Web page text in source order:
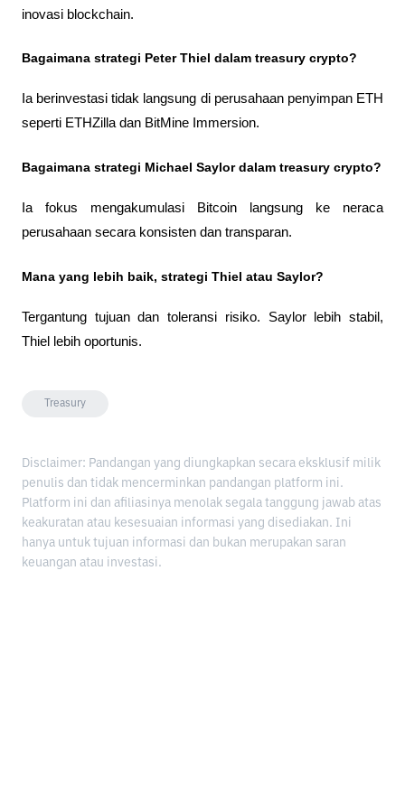
inovasi blockchain.
Bagaimana strategi Peter Thiel dalam treasury crypto?
Ia berinvestasi tidak langsung di perusahaan penyimpan ETH
seperti ETHZilla dan BitMine Immersion.
Bagaimana strategi Michael Saylor dalam treasury crypto?
Ia fokus mengakumulasi Bitcoin langsung ke neraca
perusahaan secara konsisten dan transparan.
Mana yang lebih baik, strategi Thiel atau Saylor?
Tergantung tujuan dan toleransi risiko. Saylor lebih stabil,
Thiel lebih oportunis.
Treasury
Disclaimer: Pandangan yang diungkapkan secara eksklusif milik
penulis dan tidak mencerminkan pandangan platform ini.
Platform ini dan afiliasinya menolak segala tanggung jawab atas
keakuratan atau kesesuaian informasi yang disediakan. Ini
hanya untuk tujuan informasi dan bukan merupakan saran
keuangan atau investasi.